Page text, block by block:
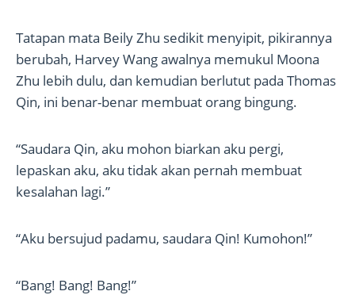
Tatapan mata Beily Zhu sedikit menyipit, pikirannya
berubah, Harvey Wang awalnya memukul Moona
Zhu lebih dulu, dan kemudian berlutut pada Thomas
Qin, ini benar-benar membuat orang bingung.
“Saudara Qin, aku mohon biarkan aku pergi,
lepaskan aku, aku tidak akan pernah membuat
kesalahan lagi.”
“Aku bersujud padamu, saudara Qin! Kumohon!”
“Bang! Bang! Bang!”